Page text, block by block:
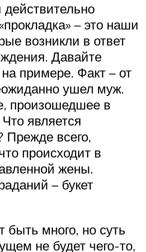
– это наши
возникли в ответ
Давайте
примере. Факт – от
ушел муж.
произошедшее в
является
Прежде всего,
происходит в
жены.
– букет
быть много, но суть
не будет чего-то,